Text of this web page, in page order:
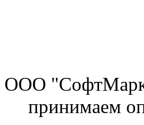
ООО
принимаем